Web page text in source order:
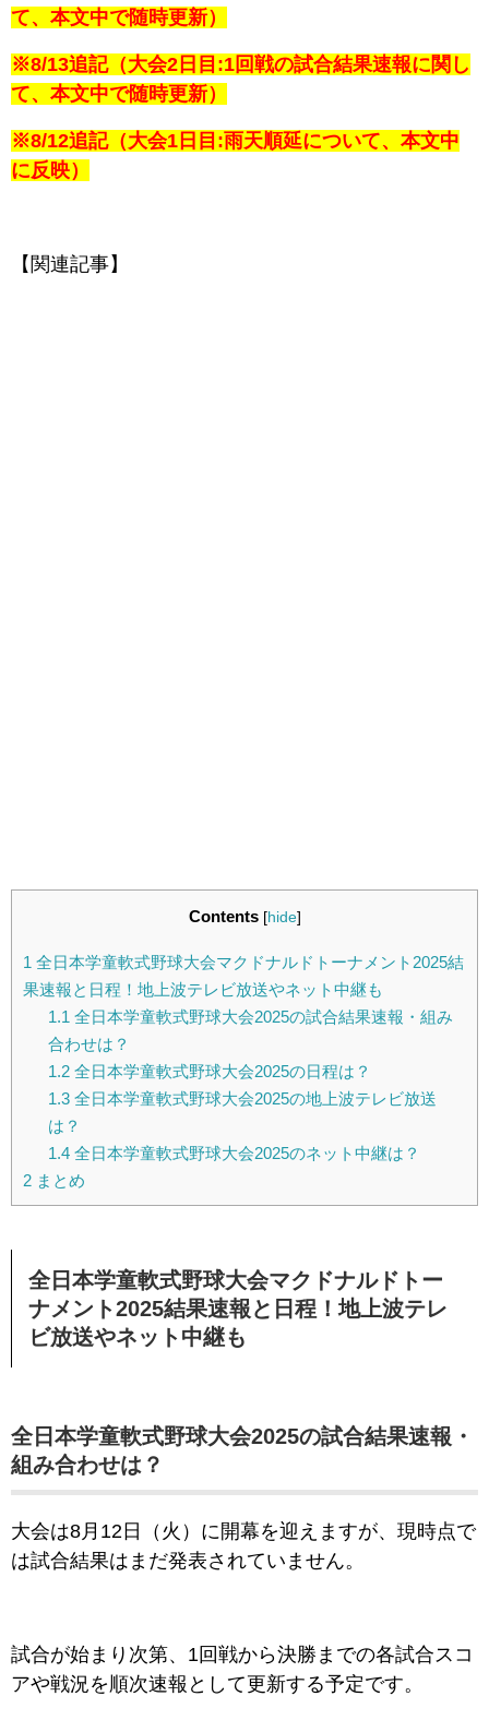
て、本文中で随時更新）
※8/13追記（大会2日目:1回戦の試合結果速報に関し
て、本文中で随時更新）
※8/12追記（大会1日目:雨天順延について、本文中
に反映）
【関連記事】
Contents [hide]
1 全日本学童軟式野球大会マクドナルドトーナメント2025結
果速報と日程！地上波テレビ放送やネット中継も
1.1 全日本学童軟式野球大会2025の試合結果速報・組み
合わせは？
1.2全日本学童軟式野球大会2025の日程は？
1.3全日本学童軟式野球大会2025の地上波テレビ放送
は？
1.4全日本学童軟式野球大会2025のネット中継は？
2 まとめ
全日本学童軟式野球大会マクドナルドトー
ナメント2025結果速報と日程！地上波テレ
ビ放送やネット中継も
全日本学童軟式野球大会2025の試合結果速報・
組み合わせは？
大会は8月12日（火）に開幕を迎えますが、現時点で
は試合結果はまだ発表されていません。
試合が始まり次第、1回戦から決勝までの各試合スコ
アや戦況を順次速報として更新する予定です。